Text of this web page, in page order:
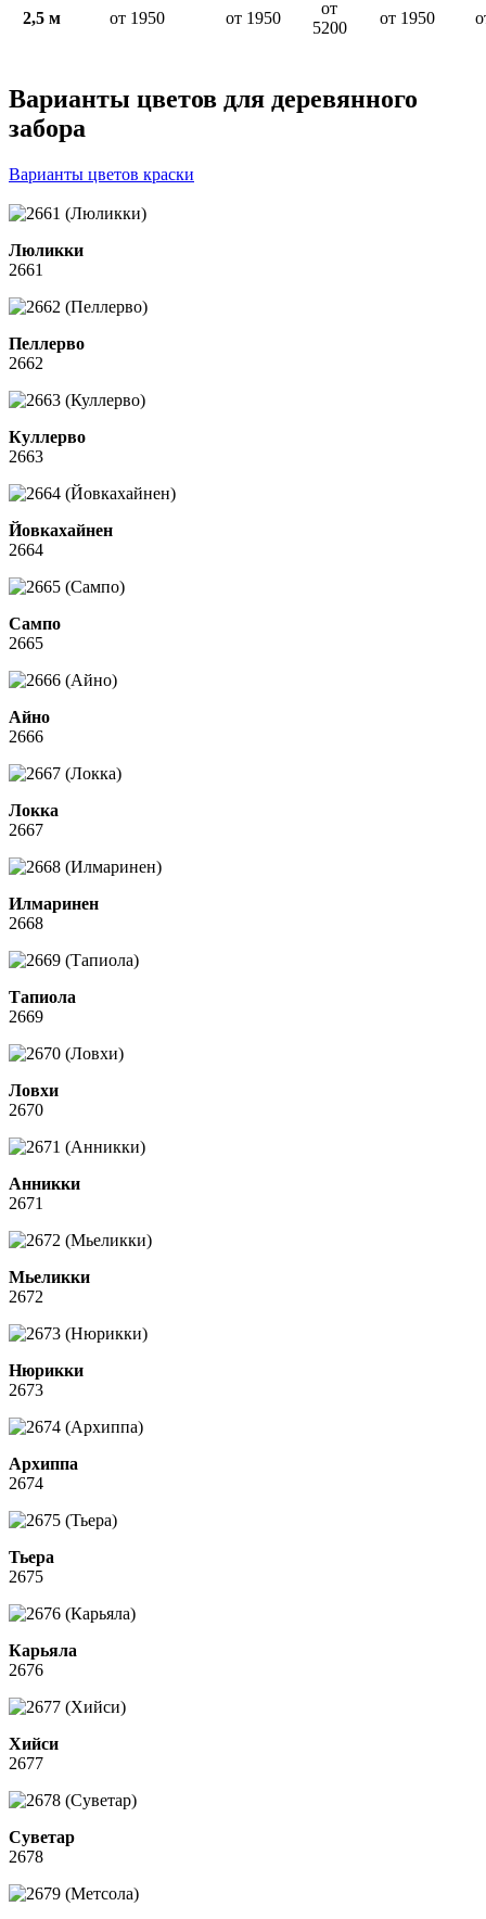
2,5 м от 1950 от 1950
от
5200
от 1950
Варианты цветов для деревянного
забора
Варианты цветов краски
Люликки
2661
Пеллерво
2662
Куллерво
2663
Йовкахайнен
2664
Сампо
2665
Айно
2666
Локка
2667
Илмаринен
2668
Тапиола
2669
Ловхи
2670
Анникки
2671
Мьеликки
2672
Нюрикки
2673
Архиппа
2674
Тьера
2675
Карьяла
2676
Хийси
2677
Суветар
2678